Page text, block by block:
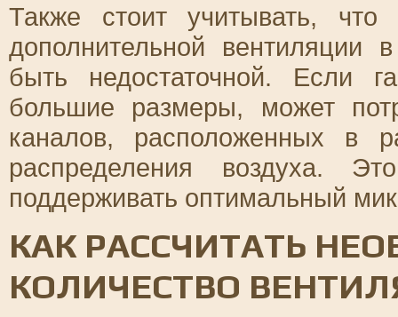
Также стоит учитывать, что
дополнительной
быть недостаточной. Если
большие размеры, может
каналов, расположенных в
распределения воздуха.
поддерживать оптимальный
КАК РАССЧИТАТЬ
КОЛИЧЕСТВО